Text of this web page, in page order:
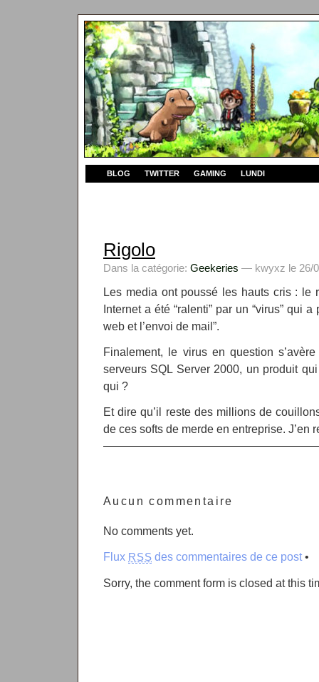
BLOG TWITTER GAMING LUNDI
Rigolo
Dans la catégorie: Geekeries — kwyxz le 26/
Les media ont poussé les hauts cris : le
Internet a été “ralenti” par un “virus” qui
web et l’envoi de mail”.
Finalement, le virus en question
serveurs SQL Server 2000, un produit
qui ?
Et dire qu’il reste des millions de
de ces softs de merde en entreprise. J’en
Aucun commentaire
No comments yet.
Flux RSS des commentaires de ce post•
Sorry, the comment form is closed at this